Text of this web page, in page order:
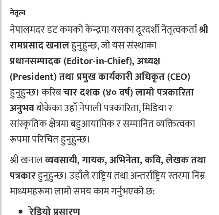
नेतृत्व
नेपालमदर डट कमको केन्द्रमा यसका दूरदर्शी नेतृत्वकर्ताश्री
रामप्रसाद खनालहुनुहुन्छ, जो यस संस्थाका
प्रधानसम्पादक (Editor-in-Chief), अध्यक्ष
(President) तथा प्रमुख कार्यकारी अधिकृत (CEO)
हुनुहुन्छ। करिबचार दशक (४० वर्ष) लामो पत्रकारिता
अनुभवबोकेका उहाँ नेपाली पत्रकारिता, मिडिया र
सांस्कृतिक क्षेत्रमा बहुआयामिक र सम्मानित व्यक्तित्वका
रूपमा परिचित हुनुहुन्छ।
श्री खनालव्यवसायी, गायक, अभिनेता, कवि, लेखक तथा
पत्रकारहुनुहुन्छ। उहाँले राष्ट्रिय तथा अन्तर्राष्ट्रिय स्तरमा निम्न
माध्यमहरूमा लामो समय काम गर्नुभएको छ: